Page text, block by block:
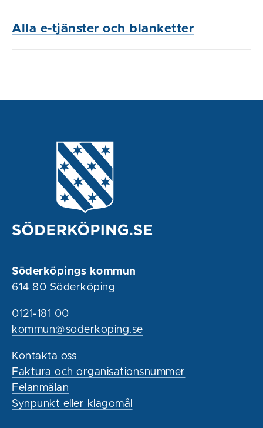
Alla e-tjänster och blanketter
Söderköpings kommun
614 80 Söderköping
0121-181 00
kommun@soderkoping.se
Kontakta oss
Faktura och organisationsnummer
Felanmälan
Synpunkt eller klagomål